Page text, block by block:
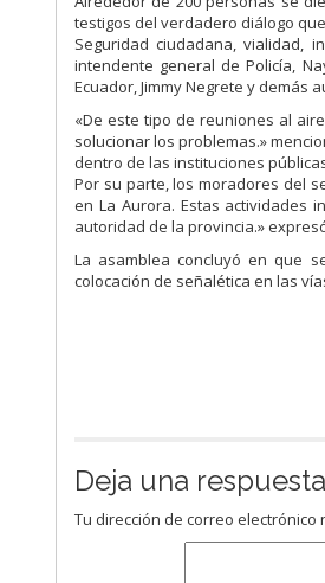
testigos del verdadero diálogo
Seguridad ciudadana,
intendente general de Policía,
Ecuador, Jimmy Negrete y demás
«De este tipo de reuniones al
solucionar los problemas.»
dentro de las instituciones
Por su parte, los moradores del
en La Aurora. Estas actividades
autoridad de la provincia.»
La asamblea concluyó en que
colocación de señalética en las
Deja una respuesta
Tu dirección de correo electrónico